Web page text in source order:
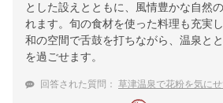
とした設えとともに、風情豊かな自然
れます。旬の食材を使った料理も充実
和の空間で舌鼓を打ちながら、温泉と
を過ごせます。
回答された質問： 草津温泉で花粉を気にせず内湯が楽